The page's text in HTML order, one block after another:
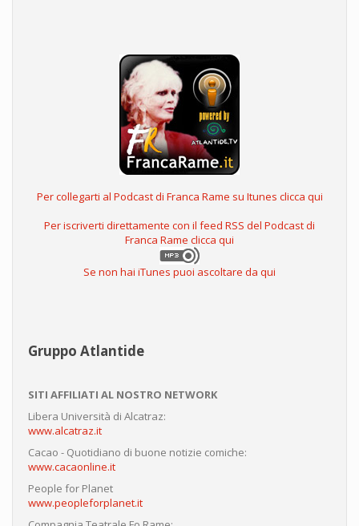
Per collegarti al Podcast di Franca Rame su Itunes clicca qui
Per iscriverti direttamente con il feed RSS del Podcast di
Franca Rame clicca qui
Se non hai iTunes puoi ascoltare da qui
Gruppo Atlantide
SITI AFFILIATI AL NOSTRO NETWORK
Libera Università di Alcatraz:
www.alcatraz.it
Cacao - Quotidiano di buone notizie comiche:
www.cacaonline.it
People for Planet
www.peopleforplanet.it